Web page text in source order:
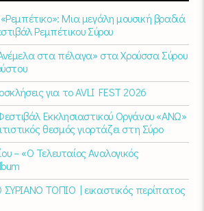
Μια μεγάλη μουσική βραδιά
Ρεμπέτικου Σύρου
στα πέλαγα» στα Χρούσσα Σύρου
για το AVLI FEST 2026
Εκκλησιαστικού Οργάνου «ΑΝΩ»
θεσμός γιορτάζει στη Σύρο​
– «Ο Τελευταίος Αναλογικός
ΤΟΠΙΟ | εικαστικός περίπατος